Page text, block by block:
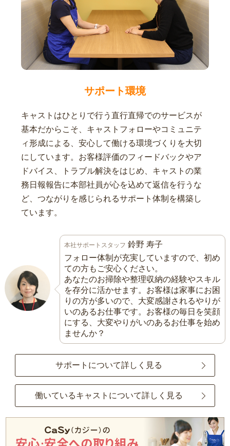
サポート環境
キャストはひとりで行う直行直帰でのサービスが
基本だからこそ、キャストフォローやコミュニテ
ィ形成による、安心して働ける環境づくりを大切
にしています。お客様評価のフィードバックやア
ドバイス、トラブル解決をはじめ、キャストの業
務日報報告に本部社員が心を込めて返信を行うな
ど、つながりを感じられるサポート体制を構築し
ています。
本社サポートスタッフ 鈴野 寿子
フォロー体制が充実していますので、初め
ての方もご安心ください。
あなたのお掃除や整理収納の経験やスキル
を存分に活かせます。お客様は家事にお困
りの方が多いので、大変感謝されるやりが
いのあるお仕事です。お客様の毎日を笑顔
にする、大変やりがいのあるお仕事を始め
ませんか？
サポートについて詳しく見る
働いているキャストについて詳しく見る